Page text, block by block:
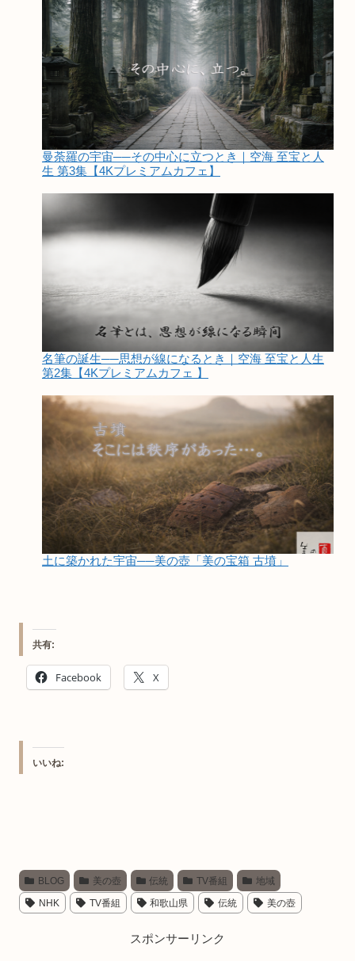
曼荼羅の宇宙──その中心に立つとき｜空海 至宝と人
生 第3集【4Kプレミアムカフェ】
名筆の誕生──思想が線になるとき｜空海 至宝と人生
第2集【4Kプレミアムカフェ 】
土に築かれた宇宙──美の壺「美の宝箱 古墳」
共有:
Facebook X
いいね:
BLOG 美の壺 伝統 TV番組 地域
NHK TV番組 和歌山県 伝統 美の壺
スポンサーリンク